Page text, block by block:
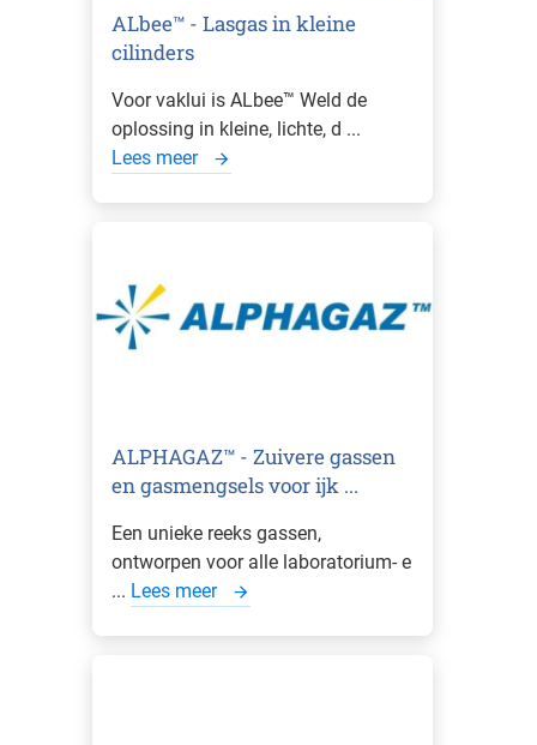
ALbee™ - Lasgas in kleine
cilinders
Voor vaklui is ALbee™ Weld de
oplossing in kleine, lichte, d ...
Lees meer
ALPHAGAZ™ - Zuivere gassen
en gasmengsels voor ijk ...
Een unieke reeks gassen,
ontworpen voor alle laboratorium- e
... Lees meer